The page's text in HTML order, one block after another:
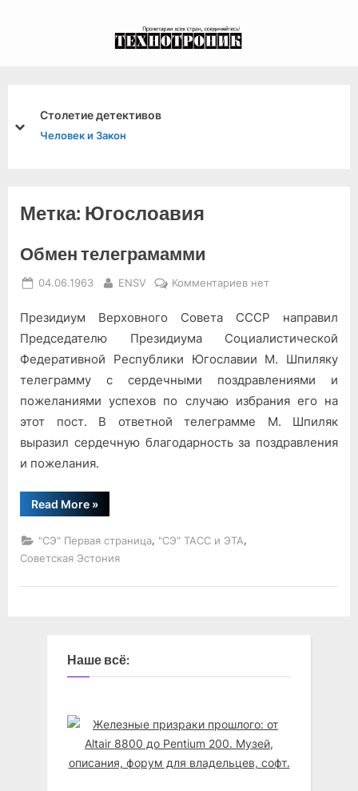
prev
next
Метка: Югослоавия
Обмен телеграмамми
Posted
04.06.1963 By
ENSV Комментариевк
Обмен
телеграмамми
нет
Президиум Верховного Совета СССР направил
Председателю Президиума Социалистической
Федеративной Республики Югославии М. Шпиляку
телеграмму с сердечными поздравлениями и
пожеланиями успехов по случаю избрания его на
этот пост. В ответной телеграмме М. Шпиляк
выразил сердечную благодарность за поздравления
и пожелания.
Read More“Обмен
телеграмамми”
»
"СЭ" Первая страница, "СЭ" ТАСС и ЭТА,
Советская Эстония
Наше всё: